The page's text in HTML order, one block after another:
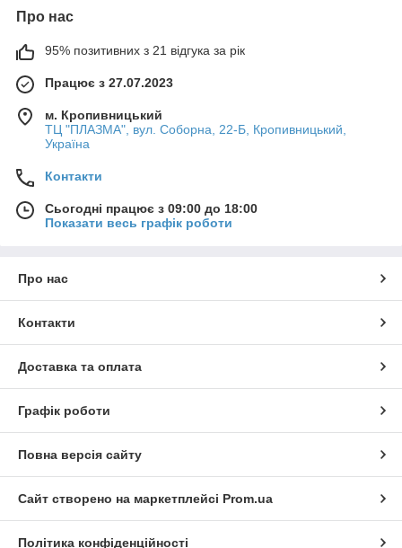
Про нас
95% позитивних з 21 відгука за рік
Працює з 27.07.2023
м. Кропивницький
ТЦ "ПЛАЗМА", вул. Соборна, 22-Б, Кропивницький,
Україна
Контакти
Сьогодні працює з 09:00 до 18:00
Показати весь графік роботи
Про нас
Контакти
Доставка та оплата
Графік роботи
Повна версія сайту
Сайт створено на маркетплейсі Prom.ua
Політика конфіденційності